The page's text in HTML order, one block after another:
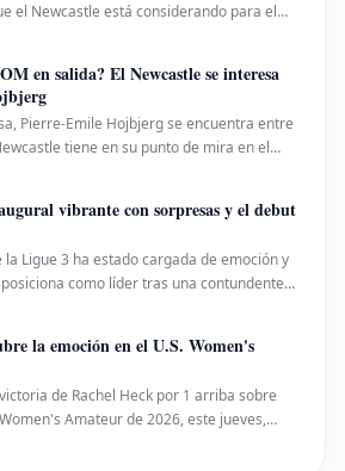
el Newcastle está considerando para el
objetivo de reemplazar a Bruno
League, habiendo jugado
en salida? El Newcastle se interesa
Pierre-Emile Hojbjerg se encuentra entre
tiene en su punto de mira en el
a Bruno Guimaraes y Sandro
2020) y el Tottenham
vibrante con sorpresas y el debut
Ligue 3 ha estado cargada de emoción y
como líder tras una contundente
partidos mantuvieron la expectación
y
la emoción en el U.S. Women's
de Rachel Heck por 1 arriba sobre
Amateur de 2026, este jueves,
a la siguiente ronda. Esta semana